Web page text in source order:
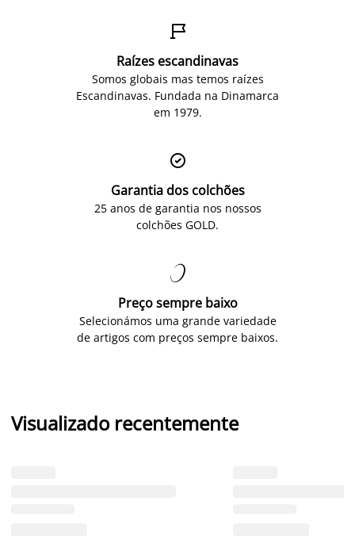

Raízes escandinavas
Somos globais mas temos raízes
Escandinavas. Fundada na Dinamarca
em 1979.

Garantia dos colchões
25 anos de garantia nos nossos
colchões GOLD.

Preço sempre baixo
Selecionámos uma grande variedade
de artigos com preços sempre baixos.
Visualizado recentemente